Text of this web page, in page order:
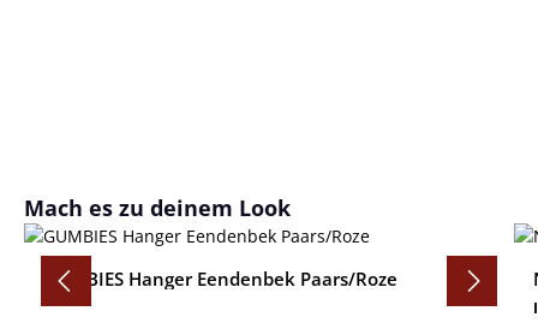
Productgalerij overslaan
Mach es zu deinem Look
GUMBIES Hanger Eendenbek Paars/Roze